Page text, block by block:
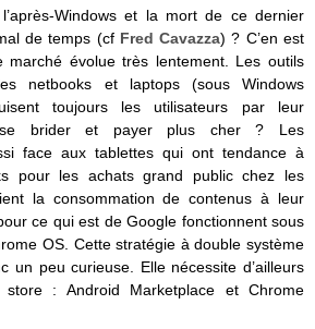
Windows et la mort de ce dernier
de temps (cf Fred Cavazza) ? C’en est
marché évolue très lentement. Les outils
netbooks et laptops (sous Windows
toujours les utilisateurs par leur
se brider et payer plus cher ? Les
face aux tablettes qui ont tendance à
pour les achats grand public chez les
la consommation de contenus à leur
ce qui est de Google fonctionnent sous
OS. Cette stratégie à double système
un peu curieuse. Elle nécessite d’ailleurs
: Android Marketplace et Chrome